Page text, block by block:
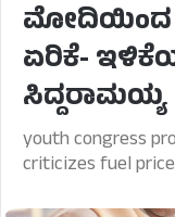
ಮೋದಿಯಿಂದ
ಏರಿಕೆ-
ಸಿದ್ದರಾಮಯ್ಯ
youth congress
criticizes fuel